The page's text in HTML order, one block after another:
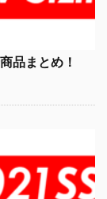
品まとめ！